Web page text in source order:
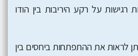
רגישות על רקע היריבות בין הודו
לראות את ההתפתחות ביחסים בין